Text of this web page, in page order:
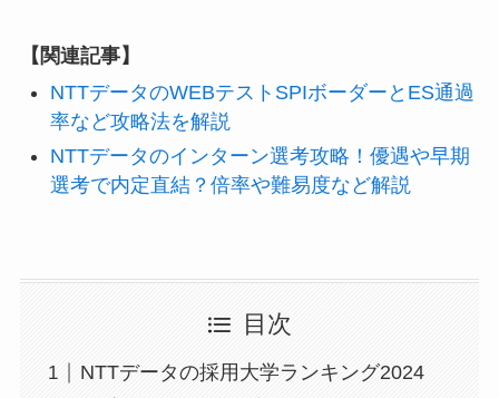
【関連記事】
NTTデータのWEBテストSPIボーダーとES通過
率など攻略法を解説
NTTデータのインターン選考攻略！優遇や早期
選考で内定直結？倍率や難易度など解説
目次
NTTデータの採用大学ランキング2024